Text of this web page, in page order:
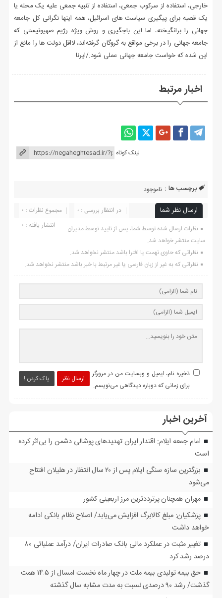
خارجی، استفاده از سرکوب جمعی، استفاده از تنبیه جمعی علیه یک محله یا
یک قصبه برای پیگیری سیاست های اسرائیل، همه اینها نگرانی کل جامعه
جهانی را برانگیخته، اما این باجگیری و روش ویژه رژیم صهیونیستی که
جامعه جهانی را در برخی مواقع به گروگان گرفته‌اند، لااقل دولت ها را مانع از
این شده که خواست جامعه جهانی عملی شود./ایرنا
اخبار مرتبط
لینک کوتاه
برچسب ها : ناموجود
ارسال نظر شما مجموع نظرات : 0
در انتظار بررسی : 0
انتشار یافته : ۰
نظرات ارسال شده توسط شما، پس از تایید توسط مدیران
سایت منتشر خواهد شد.
نظراتی که حاوی تهمت یا افترا باشد منتشر نخواهد شد.
نظراتی که به غیر از زبان فارسی یا غیر مرتبط با خبر باشد منتشر نخواهد شد.
ارسال نظر پاک کردن !
ذخیره نام، ایمیل و وبسایت من در مرورگر
برای زمانی که دوباره دیدگاهی می‌نویسم.
آخرین اخبار
امام جمعه ایلام: اقتدار ایران تهدیدهای پوشالی دشمن را بی‌اثر کرده
است
بزرگترین سازه سنگی ایلام پس از ۲۰ سال انتظار در هلیلان افتتاح
می‌شود
مهران همچنان پرترددترین مرز اربعینی کشور
پزشکیان: مبلغ کالابرگ افزایش می‌یابد/ اصلاح نظام بانکی ادامه
خواهد داشت
تغییر مثبت در عملکرد مالی بانک صادرات ایران/ درآمد عملیاتی ۸۰
درصد رشد کرد
حق بیمه تولیدی بیمه ملت در چهار ماه نخست امسال از ۱۴.۵ همت
گذشت/ رشد ۹۰ درصدی نسبت به مدت مشابه سال گذشته